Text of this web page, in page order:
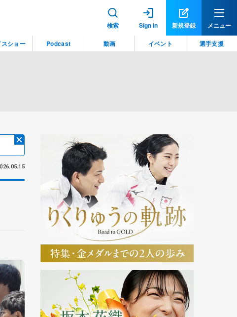
検索 Sign in 新規登録 メニュー
スショー Podcast 動画 イベント 選手支援